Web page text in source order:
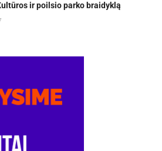
ir poilsio parko braidyklą